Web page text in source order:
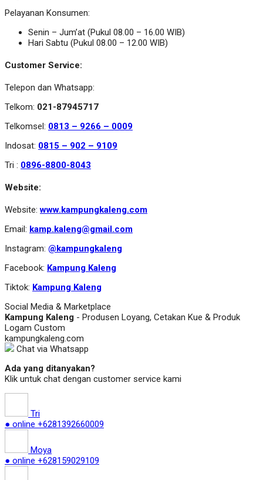
Pelayanan Konsumen:
Senin – Jum’at (Pukul 08.00 – 16.00 WIB)
Hari Sabtu (Pukul 08.00 – 12.00 WIB)
Customer Service:
Telepon dan Whatsapp:
Telkom: 021-87945717
Telkomsel: 0813 – 9266 – 0009
Indosat: 0815 – 902 – 9109
Tri : 0896-8800-8043
Website:
Website:www.kampungkaleng.com
Email: kamp.kaleng@gmail.com
Instagram: @kampungkaleng
Facebook: Kampung Kaleng
Tiktok: Kampung Kaleng
Social Media & Marketplace
Kampung Kaleng - Produsen Loyang, Cetakan Kue & Produk
Logam Custom
kampungkaleng.com
Chat via Whatsapp
Ada yang ditanyakan?
Klik untuk chat dengan customer service kami
Tri
● online +6281392660009
Moya
● online +628159029109